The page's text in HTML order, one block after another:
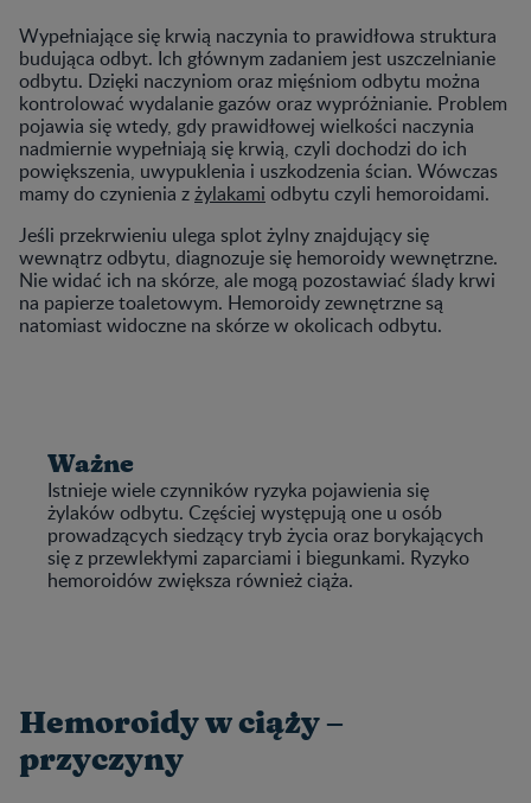
Wypełniające się krwią naczynia to prawidłowa struktura
budująca odbyt. Ich głównym zadaniem jest uszczelnianie
odbytu. Dzięki naczyniom oraz mięśniom odbytu można
kontrolować wydalanie gazów oraz wypróżnianie. Problem
pojawia się wtedy, gdy prawidłowej wielkości naczynia
nadmiernie wypełniają się krwią, czyli dochodzi do ich
powiększenia, uwypuklenia i uszkodzenia ścian. Wówczas
mamy do czynienia zżylakami odbytu czyli hemoroidami.
Jeśli przekrwieniu ulega splot żylny znajdujący się
wewnątrz odbytu, diagnozuje się hemoroidy wewnętrzne.
Nie widać ich na skórze, ale mogą pozostawiać ślady krwi
na papierze toaletowym. Hemoroidy zewnętrzne są
natomiast widoczne na skórze w okolicach odbytu.
Ważne
Istnieje wiele czynników ryzyka pojawienia się
żylaków odbytu. Częściej występują one u osób
prowadzących siedzący tryb życia oraz borykających
się z przewlekłymi zaparciami i biegunkami. Ryzyko
hemoroidów zwiększa również ciąża.
Hemoroidy w ciąży –
przyczyny